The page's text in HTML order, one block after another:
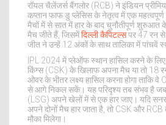
रॉयल चैलेंजर्स बैंगलोर (RCB) ने इंडियन
कप्तान फाफ डु प्लेसिस के नेतृत्व में एक
मैचों में से सात में हार के बाद चुनौतीपूर्ण शुरुआत के
मैच जीते हैं, जिसमेंदिल्ली कैपिटल्सपर 47 रन से
जीत ने उन्हें 12 अंकों के साथ तालिका में पांचवें
IPL 2024 में प्लेऑफ स्थान हासिल करने के
किंग्स (CSK) के खिलाफ अपना मैच या तो 18
ओवर के भीतर लक्ष्य हासिल करना होगा ताकि
से आगे निकल सकें। यह परिदृश्य तब संभव है
(LSG) अपने खेलों में से एक हार जाए। यदि
अपने दोनों मैच हार जाता है, तो CSK और RCB
मौका मिलेगा।